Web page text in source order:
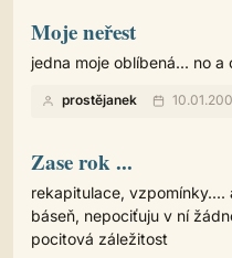
Moje neřest
jedna moje oblíbená... no a
prostějanek
Zase rok ...
rekapitulace,
báseň, nepociťuju v ní
pocitová záležitost